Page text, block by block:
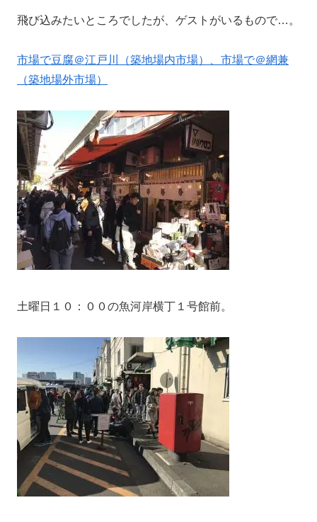
飛び込みたいところでしたが、ゲストがいるもので…。
市場で豆腐＠江戸川（築地場内市場）、市場で＠網兼
（築地場外市場）
土曜日１０：００の魚河岸横丁１号館前。